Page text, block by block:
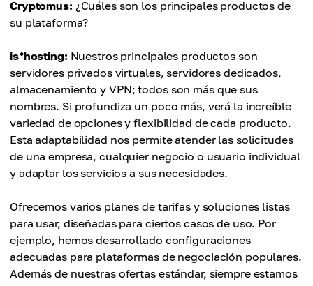
Cryptomus: ¿Cuáles son los principales productos de
su plataforma?
is*hosting: Nuestros principales productos son
servidores privados virtuales, servidores dedicados,
almacenamiento y VPN; todos son más que sus
nombres. Si profundiza un poco más, verá la increíble
variedad de opciones y flexibilidad de cada producto.
Esta adaptabilidad nos permite atender las solicitudes
de una empresa, cualquier negocio o usuario individual
y adaptar los servicios a sus necesidades.
Ofrecemos varios planes de tarifas y soluciones listas
para usar, diseñadas para ciertos casos de uso. Por
ejemplo, hemos desarrollado configuraciones
adecuadas para plataformas de negociación populares.
Además de nuestras ofertas estándar, siempre estamos